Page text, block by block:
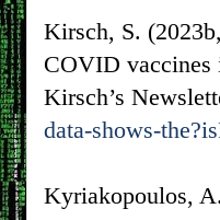
Kirsch, S.
COVID vaccines
Kirsch’s
data-shows-
Kyriakopoulos,